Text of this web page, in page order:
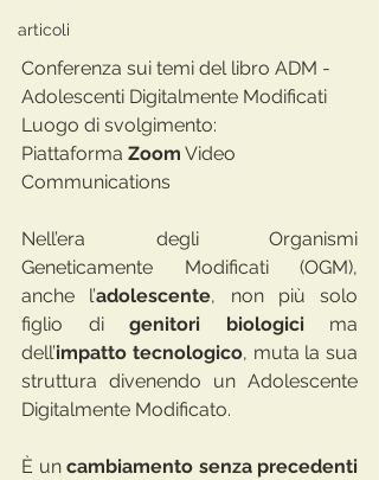
articoli
Conferenza sui temi del libro ADM -
Adolescenti Digitalmente Modificati
Luogo di svolgimento:
Piattaforma Zoom Video
Communications
Nell’era degli Organismi
Geneticamente Modificati (OGM),
anche l’adolescente, non più solo
figlio di genitori biologici ma
dell’impatto tecnologico, muta la sua
struttura divenendo un Adolescente
Digitalmente Modificato.
È un